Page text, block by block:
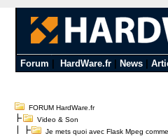
Forum HardWare.fr| News|
FORUM HardWare.fr
Video & Son
Je mets quoi avec Flask Mpeg